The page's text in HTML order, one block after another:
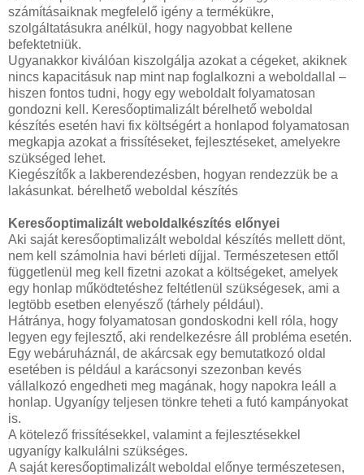
számításaiknak megfelelő igény a termékükre,
szolgáltatásukra anélkül, hogy nagyobbat kellene
befektetniük.
Ugyanakkor kiválóan kiszolgálja azokat a cégeket, akiknek
nincs kapacitásuk nap mint nap foglalkozni a weboldallal –
hiszen fontos tudni, hogy egy weboldalt folyamatosan
gondozni kell. Keresőoptimalizált bérelhető weboldal
készítés esetén havi fix költségért a honlapod folyamatosan
megkapja azokat a frissítéseket, fejlesztéseket, amelyekre
szükséged lehet.
Kiegészítők a lakberendezésben, hogyan rendezzük be a
lakásunkat. bérelhető weboldal készítés
Keresőoptimalizált weboldalkészítés előnyei
Aki saját keresőoptimalizált weboldal készítés mellett dönt,
nem kell számolnia havi bérleti díjjal. Természetesen ettől
függetlenül meg kell fizetni azokat a költségeket, amelyek
egy honlap működtetéshez feltétlenül szükségesek, ami a
legtöbb esetben elenyésző (tárhely például).
Hátránya, hogy folyamatosan gondoskodni kell róla, hogy
legyen egy fejlesztő, aki rendelkezésre áll probléma esetén.
Egy webáruháznál, de akárcsak egy bemutatkozó oldal
esetében is például a karácsonyi szezonban kevés
vállalkozó engedheti meg magának, hogy napokra leáll a
honlap. Ugyanígy teljesen tönkre teheti a futó kampányokat
is.
A kötelező frissítésekkel, valamint a fejlesztésekkel
ugyanígy kalkulálni szükséges.
A saját keresőoptimalizált weboldal előnye természetesen,